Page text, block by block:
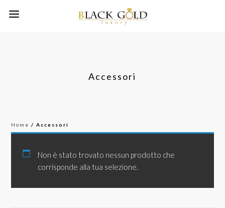
Accessori
Home / Accessori
Non è stato trovato nessun prodotto che
corrisponde alla tua selezione.